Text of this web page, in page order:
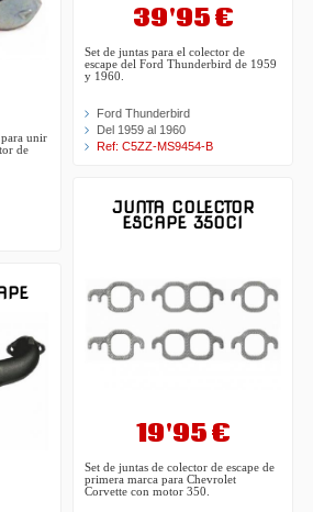
para unir
de
39'95 €
Set de juntas para el colector de
escape del Ford Thunderbird de 1959
y 1960.
Ford Thunderbird
Del 1959 al 1960
Ref: C5ZZ-MS9454-B
JUNTA COLECTOR
ESCAPE 350CI
19'95 €
Set de juntas de colector de escape de
primera marca para Chevrolet
Corvette con motor 350.